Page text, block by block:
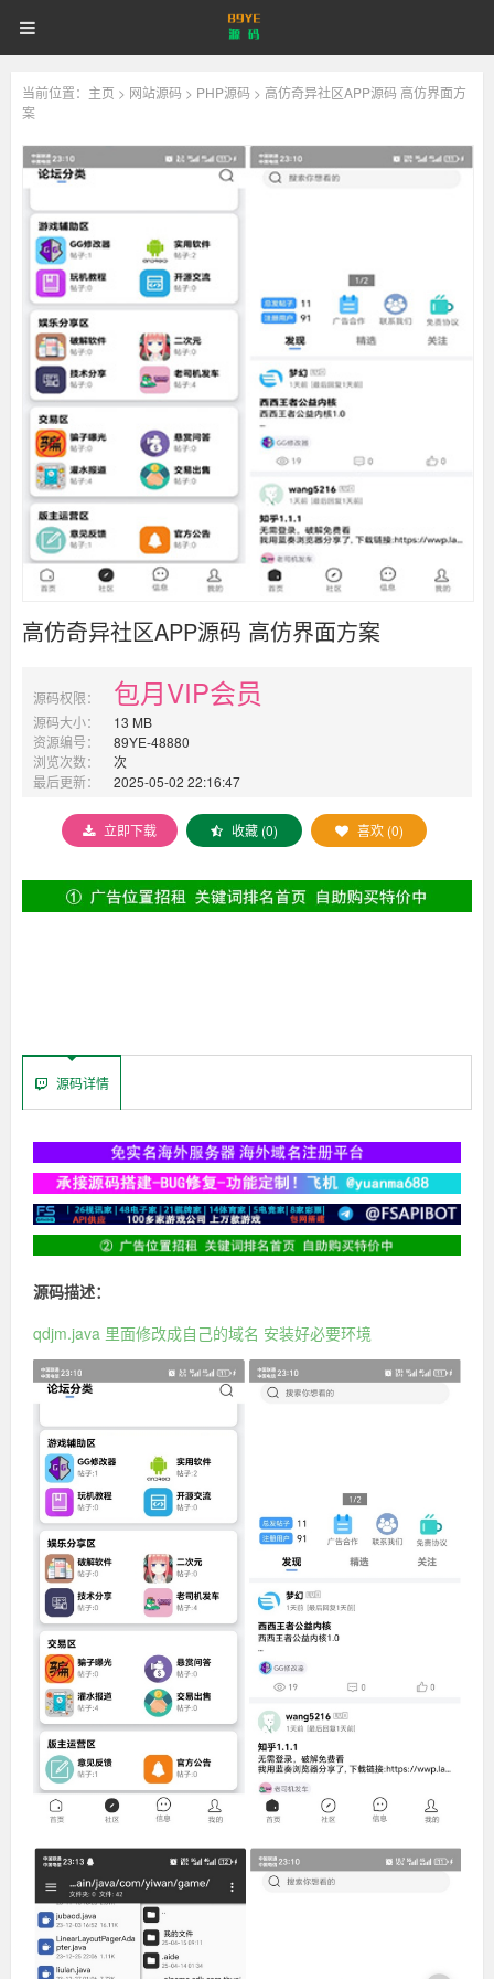
89YE
源
码
89YE 首页
商业源码 破解软件 视频教程 更多
当前位置： 主页 > 网站源码 > PHP源码 > 高仿奇异社区APP源码 高仿界面方
案
高仿奇异社区APP源码 高仿界面方案
源码权限： 包月VIP会员
源码大小：
13 MB
资源编号：
89YE-48880
浏览次数：
次
最后更新：
2025-05-02 22:16:47
立即下载 收藏 (0) 喜欢 (0)
源码详情
源码描述：
qdjm.java 里面修改成自己的域名 安装好必要环境